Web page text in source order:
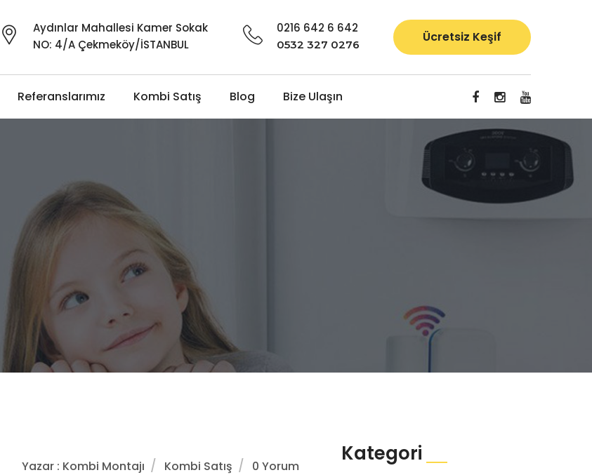
Aydınlar Mahallesi Kamer Sokak
NO: 4/A Çekmeköy/İSTANBUL
0216 642 6 642
0532 327 0276 Ücretsiz Keşif
Referanslarımız Kombi Satış Blog Bize Ulaşın
Yazar : Kombi Montajı Kombi Satış 0 Yorum
Kategori